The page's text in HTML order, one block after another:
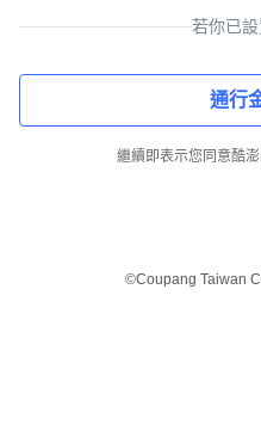
若你已
通行
繼續即表示您同意酷
©Coupang Taiwan